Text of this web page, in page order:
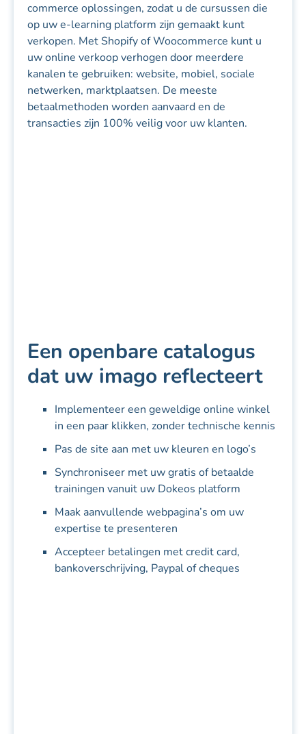
commerce oplossingen, zodat u de cursussen die
op uw e-learning platform zijn gemaakt kunt
verkopen. Met Shopify of Woocommerce kunt u
uw online verkoop verhogen door meerdere
kanalen te gebruiken: website, mobiel, sociale
netwerken, marktplaatsen. De meeste
betaalmethoden worden aanvaard en de
transacties zijn 100% veilig voor uw klanten.
Een openbare catalogus
dat uw imago reflecteert
Implementeer een geweldige online winkel
in een paar klikken, zonder technische kennis
Pas de site aan met uw kleuren en logo’s
Synchroniseer met uw gratis of betaalde
trainingen vanuit uw Dokeos platform
Maak aanvullende webpagina’s om uw
expertise te presenteren
Accepteer betalingen met credit card,
bankoverschrijving, Paypal of cheques